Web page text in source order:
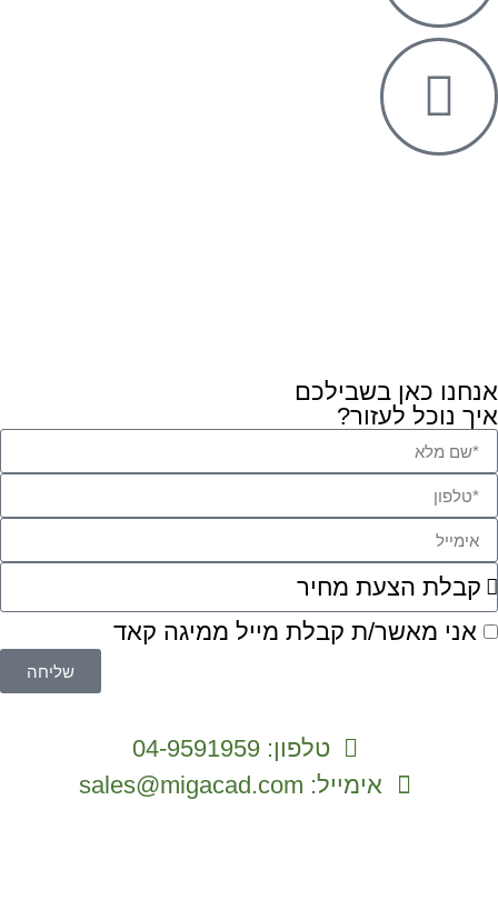
אנחנו כאן בשבילכם
איך נוכל לעזור?
אני מאשר/ת קבלת מייל ממיגה קאד
שליחה
טלפון: 04-9591959
אימייל: sales@migacad.com